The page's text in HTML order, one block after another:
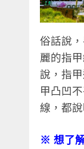
俗話說
麗的指
說，指
甲凸凹
線，都
※ 想了